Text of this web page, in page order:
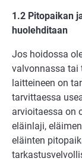
1.2 Pitopaikan
huolehditaan
Jos hoidossa
valvonnassa tai
laitteineen on
tarvittaessa
arvioitaessa on
eläinlaji,
eläinten